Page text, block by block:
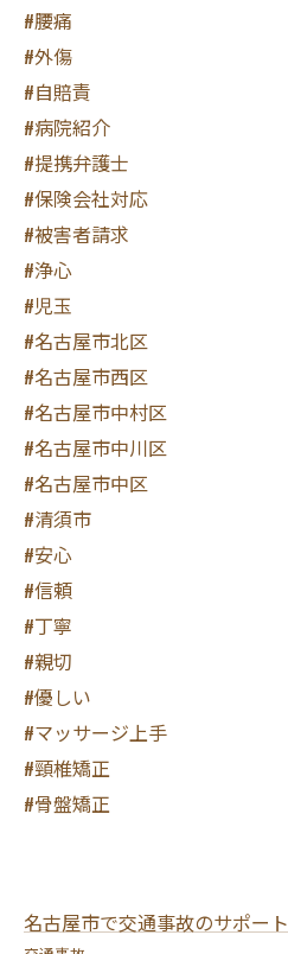
#腰痛
#外傷
#自賠責
#病院紹介
#提携弁護士
#保険会社対応
#被害者請求
#浄心
#児玉
#名古屋市北区
#名古屋市西区
#名古屋市中村区
#名古屋市中川区
#名古屋市中区
#清須市
#安心
#信頼
#丁寧
#親切
#優しい
#マッサージ上手
#頸椎矯正
#骨盤矯正
名古屋市で交通事故のサポート